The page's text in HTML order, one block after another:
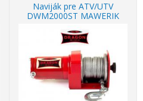
Naviják pre ATV/UTV
DWM2000ST MAWERIK